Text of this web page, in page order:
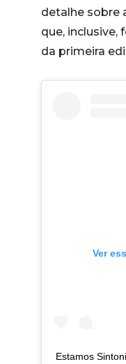
detalhe sobre
que, inclusive,
da primeira
Ver
Estamos